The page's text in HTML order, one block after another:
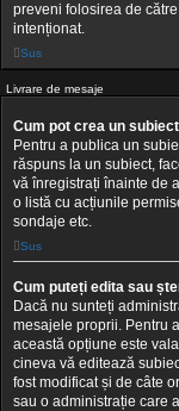
preveni folosirea de
intenționat.
Sus
Livrare de mesaje
Cum pot crea un
Pentru a publica un
răspuns la un subiect,
vă înregistrați înainte de
o listă cu acțiunile
sondaje etc.
Sus
Cum puteți edita sau
Dacă nu sunteți
mesajele proprii. Pentru
această opțiune este
cineva vă editează
fost modificat și de câte
sau o administrație care